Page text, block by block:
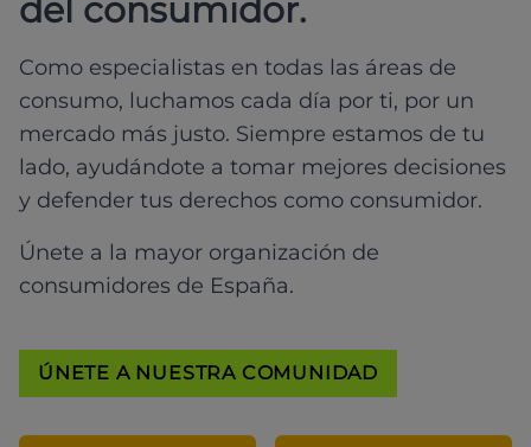
del consumidor.
Como especialistas en todas las áreas de
consumo, luchamos cada día por ti, por un
mercado más justo. Siempre estamos de tu
lado, ayudándote a tomar mejores decisiones
y defender tus derechos como consumidor.
Únete a la mayor organización de
consumidores de España.
ÚNETE A NUESTRA COMUNIDAD